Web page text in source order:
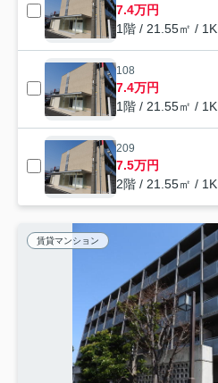
7.4万円
1階 / 21.55㎡ / 1K
108
7.4万円
1階 / 21.55㎡ / 1K
209
7.5万円
2階 / 21.55㎡ / 1K
賃貸マンション